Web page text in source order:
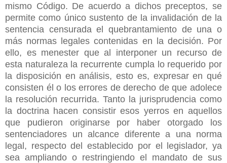
mismo Código. De acuerdo a dichos preceptos, se
permite como único sustento de la invalidación de la
sentencia censurada el quebrantamiento de una o
más normas legales contenidas en la decisión. Por
ello, es menester que al interponer un recurso de
esta naturaleza la recurrente cumpla lo requerido por
la disposición en análisis, esto es, expresar en qué
consisten él o los errores de derecho de que adolece
la resolución recurrida. Tanto la jurisprudencia como
la doctrina hacen consistir esos yerros en aquellos
que pudieron originarse por haber otorgado los
sentenciadores un alcance diferente a una norma
legal, respecto del establecido por el legislador, ya
sea ampliando o restringiendo el mandato de sus